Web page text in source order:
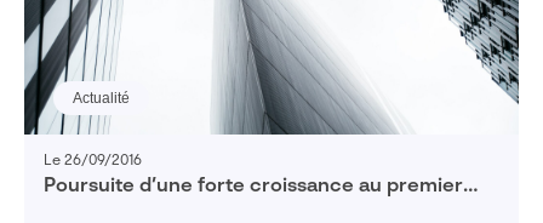
Actualité
Le 26/09/2016
Poursuite d’une forte croissance au premier